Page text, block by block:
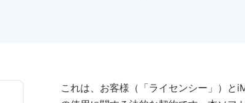
これは、お客様（「ライセンシー」）と